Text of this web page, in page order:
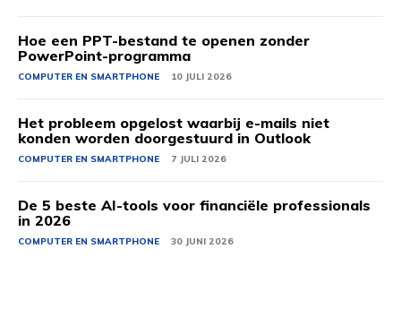
Hoe een PPT-bestand te openen zonder
PowerPoint-programma
COMPUTER EN SMARTPHONE 10 JULI 2026
Het probleem opgelost waarbij e-mails niet
konden worden doorgestuurd in Outlook
COMPUTER EN SMARTPHONE 7 JULI 2026
De 5 beste AI-tools voor financiële professionals
in 2026
COMPUTER EN SMARTPHONE 30 JUNI 2026